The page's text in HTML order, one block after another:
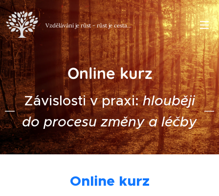
Vzdělávání je růst - růst jecesta...
Online kurz
Závislosti v praxi:hlouběji
do procesu změny a léčby
Online kurz